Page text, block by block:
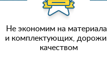
Не экономим на
и комплектующих,
качеством